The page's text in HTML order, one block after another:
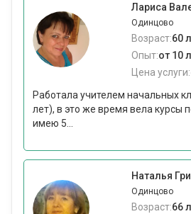
Лариса
Одинцово
Возраст:60
Опыт:от 10
Цена услуги:
Работала учителем начальных
лет), в это же время вела курсы
имею 5...
Наталья
Одинцово
Возраст:66